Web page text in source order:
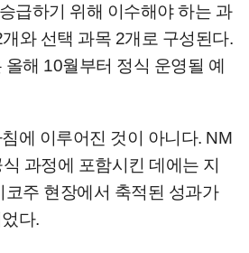
급하기 위해 이수해야 하는 과
와 선택 과목 2개로 구성된다.
해 10월부터 정식 운영될 예
에 이루어진 것이 아니다. NM
과정에 포함시킨 데에는 지
코주 현장에서 축적된 성과가
다.